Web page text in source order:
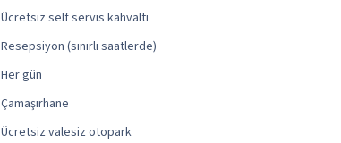
Ücretsiz self servis kahvaltı
Resepsiyon (sınırlı saatlerde)
Her gün
Çamaşırhane
Ücretsiz valesiz otopark